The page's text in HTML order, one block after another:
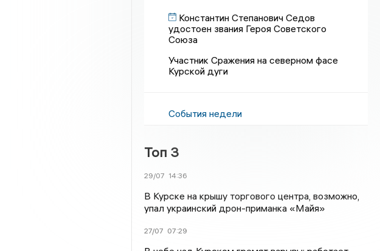
Константин Степанович Седов
удостоен звания Героя Советского
Союза
Участник Сражения на северном фасе
Курской дуги
События недели
Топ 3
29/07 14:36
В Курске на крышу торгового центра, возможно,
упал украинский дрон-приманка «Майя»
27/07 07:29